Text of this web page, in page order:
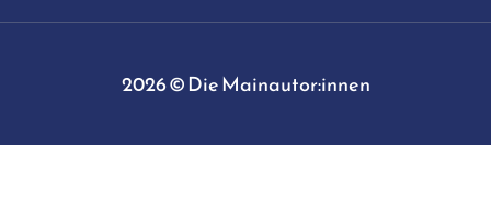
2026 © Die Mainautor:innen